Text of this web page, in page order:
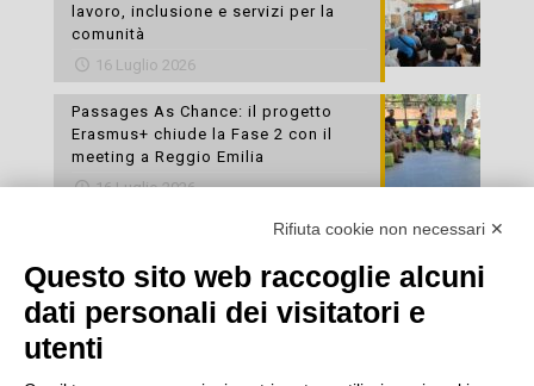
lavoro, inclusione e servizi per la
comunità
16 Luglio 2026
Passages As Chance: il progetto
Erasmus+ chiude la Fase 2 con il
meeting a Reggio Emilia
16 Luglio 2026
Esami di laboratorio preventivi
cura della propria salute
16 Luglio 2026
Rifiuta cookie non necessari ✕
Questo sito web raccoglie alcuni
dati personali dei visitatori e
utenti